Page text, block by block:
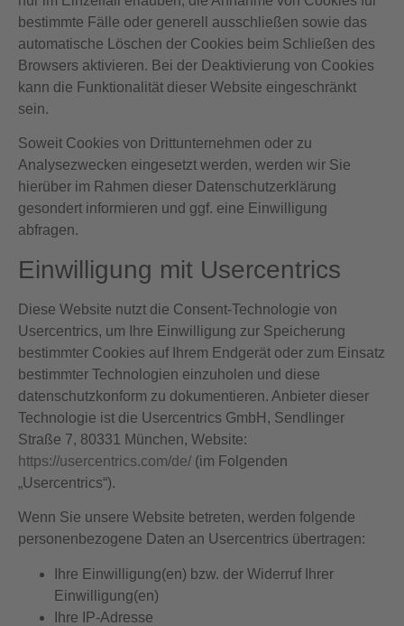
bestimmte Fälle oder generell ausschließen sowie das
automatische Löschen der Cookies beim Schließen des
Browsers aktivieren. Bei der Deaktivierung von Cookies
kann die Funktionalität dieser Website eingeschränkt
sein.
Soweit Cookies von Drittunternehmen oder zu
Analysezwecken eingesetzt werden, werden wir Sie
hierüber im Rahmen dieser Datenschutzerklärung
gesondert informieren und ggf. eine Einwilligung
abfragen.
Einwilligung mit Usercentrics
Diese Website nutzt die Consent-Technologie von
Usercentrics, um Ihre Einwilligung zur Speicherung
bestimmter Cookies auf Ihrem Endgerät oder zum Einsatz
bestimmter Technologien einzuholen und diese
datenschutzkonform zu dokumentieren. Anbieter dieser
Technologie ist die Usercentrics GmbH, Sendlinger
Straße 7, 80331 München, Website:
https://usercentrics.com/de/ (im Folgenden
„Usercentrics“).
Wenn Sie unsere Website betreten, werden folgende
personenbezogene Daten an Usercentrics übertragen:
Ihre Einwilligung(en) bzw. der Widerruf Ihrer
Einwilligung(en)
Ihre IP-Adresse